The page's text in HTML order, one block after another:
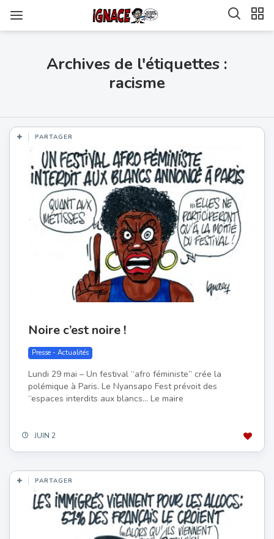
Archives de l'étiquettes :
racisme
PARTAGER
Noire c’est noire !
Presse - Actualités
Lundi 29 mai – Un festival “afro féministe” crée la
polémique à Paris. Le Nyansapo Fest prévoit des
“espaces interdits aux blancs… Le maire
JUIN 2
PARTAGER